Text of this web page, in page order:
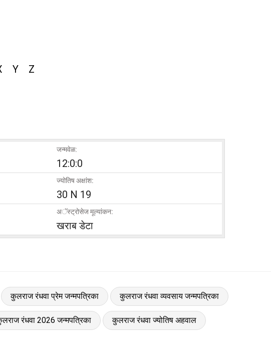
Y Z
जन्मवेळ:
12:0:0
ज्योतिष अक्षांश:
30 N 19
अॅस्ट्रोसेज मूल्यांकन:
खराब डेटा
कुलराज रंधवा प्रेम जन्मपत्रिका कुलराज रंधवा व्यवसाय जन्मपत्रिका
रंधवा 2026 जन्मपत्रिका कुलराज रंधवा ज्योतिष अहवाल